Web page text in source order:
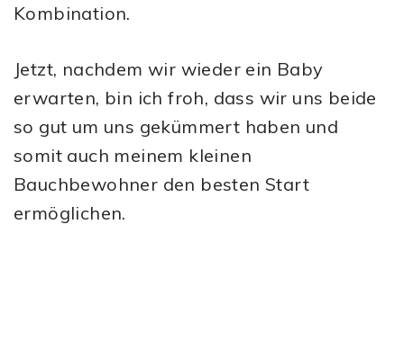
Kombination.
Jetzt, nachdem wir wieder ein Baby
erwarten, bin ich froh, dass wir uns beide
so gut um uns gekümmert haben und
somit auch meinem kleinen
Bauchbewohner den besten Start
ermöglichen.